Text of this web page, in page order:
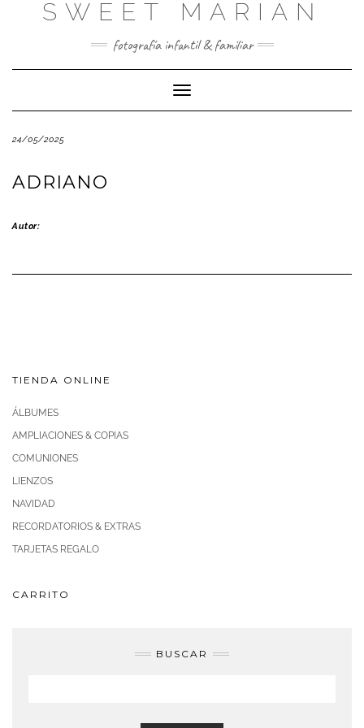
SWEET MARIAN
fotografía infantil & familiar
Cambiar
modo
24/05/2025
ADRIANO
Autor:
TIENDA ONLINE
ÁLBUMES
AMPLIACIONES & COPIAS
COMUNIONES
LIENZOS
NAVIDAD
RECORDATORIOS & EXTRAS
TARJETAS REGALO
CARRITO
BUSCAR